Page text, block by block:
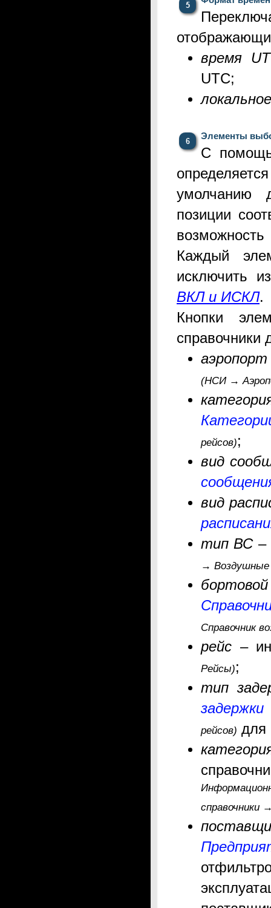
время
UTC;
Элементы
С
умолчанию
позиции
Каждый
исключить
ВКЛ и ИСКЛ.
Кнопки
справочники
аэропорт
(НСИ →
рейсов);
вид
вид
тип ВС–
→
Справочник
рейс –
Рейсы);
тип
задержки
рейсов) для
справочники